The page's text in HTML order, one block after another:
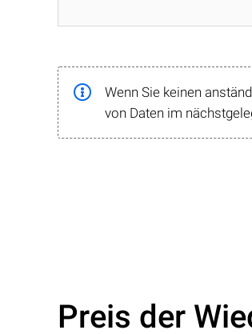
Wenn Sie keinen
von Daten im
Preis der